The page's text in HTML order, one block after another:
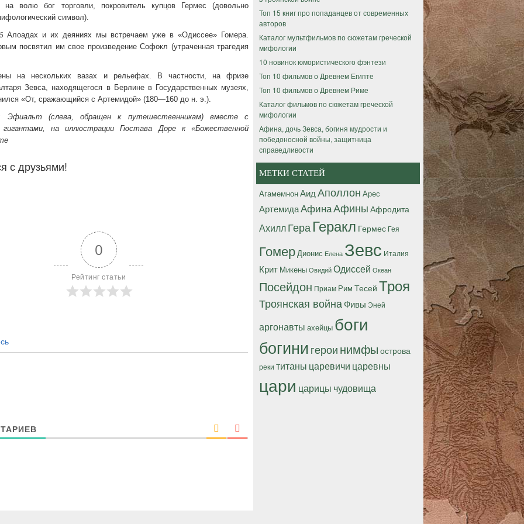
на волю бог торговли, покровитель купцов Гермес (довольно
символ).
Алоадах и их деяниях мы встречаем уже в «Одиссее» Гомера.
посвятил им свое произведение Софокл (утраченная трагедия
на нескольких вазах и рельефах. В частности, на фризе
Зевса, находящегося в Берлине в Государственных музеях,
«От, сражающийся с Артемидой» (180—160 до н. э.).
Эфиальт (слева, обращен к путешественникам) вместе с
на иллюстрации Гюстава Доре к «Божественной
с друзьями!
0
Рейтинг статьи
Топ 15 книг про попаданцев от современных
авторов
Каталог мультфильмов по сюжетам греческой
мифологии
10 новинок юмористического фэнтези
Топ 10 фильмов о Древнем Египте
Топ 10 фильмов о Древнем Риме
Каталог фильмов по сюжетам греческой
мифологии
Афина, дочь Зевса, богиня мудрости и
победоносной войны, защитница
справедливости
МЕТКИ СТАТЕЙ
АгамемнонАидАполлон Арес
АртемидаАфинаАфины Афродита
АхиллГера Геракл Гермес Гея
ГомерДионис Елена Зевс Италия
Крит Микены Овидий Одиссей Океан
Посейдон Приам Рим Тесей Троя
Троянская войнаФивы Эней
аргонавты ахейцы боги
богинигероинимфы острова
реки титаны царевичи царевны
цари царицы чудовища